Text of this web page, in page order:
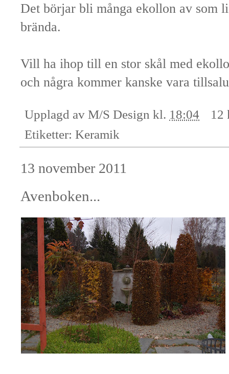
Det börjar bli många ekollon av som
brända.
Vill ha ihop till en stor skål med
och några kommer kanske vara
Upplagd av M/S Design kl. 18:04
12
Etiketter: Keramik
13 november 2011
Avenboken...